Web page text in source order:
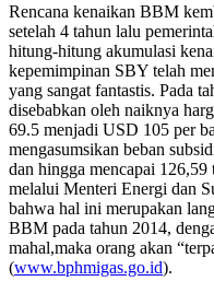
Rencana kenaikan BBM
setelah 4 tahun lalu
hitung-hitung akumulasi
kepemimpinan SBY telah
yang sangat fantastis. Pada
disebabkan oleh naiknya
69.5 menjadi USD 105 per
mengasumsikan beban
dan hingga mencapai
melalui Menteri Energi dan
bahwa hal ini merupakan
BBM pada tahun 2014,
mahal,maka orang akan
(www.bphmigas.go.id).